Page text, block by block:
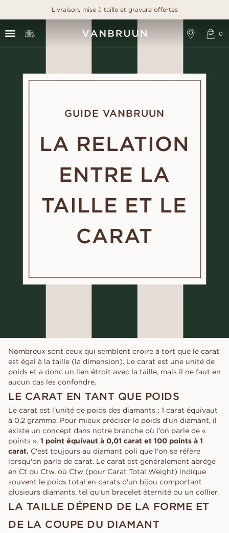
Livraison, mise à taille et gravure offertes
GUIDE VANBRUUN
LA RELATION
ENTRE LA
TAILLE ET LE
CARAT
Nombreux sont ceux qui semblent croire à tort que le carat
est égal à la taille (la dimension). Le carat est une unité de
poids et a donc un lien étroit avec la taille, mais il ne faut en
aucun cas les confondre.
LE CARAT EN TANT QUE POIDS
Le carat est l'unité de poids des diamants ; 1 carat équivaut
à 0,2 gramme. Pour mieux préciser le poids d'un diamant, il
existe un concept dans notre branche où l'on parle de «
points ». 1 point équivaut à 0,01 carat et 100 points à 1
carat. C'est toujours au diamant poli que l'on se réfère
lorsqu'on parle de carat. Le carat est généralement abrégé
en Ct ou Ctw, où Ctw (pour Carat Total Weight) indique
souvent le poids total en carats d'un bijou comportant
plusieurs diamants, tel qu'un bracelet éternité ou un collier.
LA TAILLE DÉPEND DE LA FORME ET
DE LA COUPE DU DIAMANT